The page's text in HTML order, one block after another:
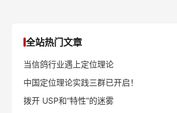
全站热门文章
当信鸽行业遇上定位理论
中国定位理论实践三群已开启！
拨开 USP和“特性”的迷雾